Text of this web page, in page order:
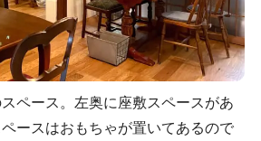
ペース。左奥に座敷スペースがあ
ースはおもちゃが置いてあるので